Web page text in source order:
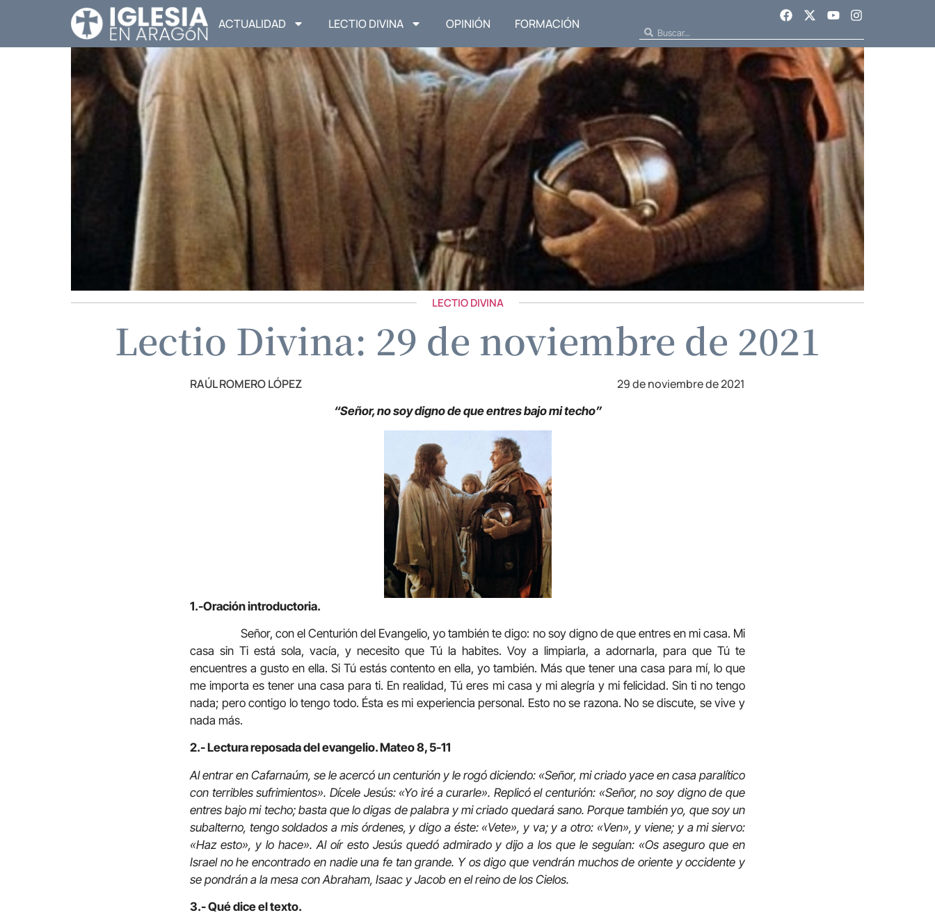
ACTUALIDAD LECTIO DIVINA OPINIÓN FORMACIÓN
LECTIO DIVINA
Lectio Divina: 29 de noviembre de 2021
RAÚL ROMERO LÓPEZ 29 de noviembre de 2021
“Señor, no soy digno de que entres bajo mi techo”
1.-Oración introductoria.
Señor, con el Centurión del Evangelio, yo también te digo: no soy digno de que entres en mi casa. Mi
casa sin Ti está sola, vacía, y necesito que Tú la habites. Voy a limpiarla, a adornarla, para que Tú te
encuentres a gusto en ella. Si Tú estás contento en ella, yo también. Más que tener una casa para mí, lo que
me importa es tener una casa para ti. En realidad, Tú eres mi casa y mi alegría y mi felicidad. Sin ti no tengo
nada; pero contigo lo tengo todo. Ésta es mi experiencia personal. Esto no se razona. No se discute, se vive y
nada más.
2.- Lectura reposada del evangelio. Mateo 8, 5-11
Al entrar en Cafarnaúm, se le acercó un centurión y le rogó diciendo: «Señor, mi criado yace en casa paralítico
con terribles sufrimientos». Dícele Jesús: «Yo iré a curarle». Replicó el centurión: «Señor, no soy digno de que
entres bajo mi techo; basta que lo digas de palabra y mi criado quedará sano. Porque también yo, que soy un
subalterno, tengo soldados a mis órdenes, y digo a éste: «Vete», y va; y a otro: «Ven», y viene; y a mi siervo:
«Haz esto», y lo hace». Al oír esto Jesús quedó admirado y dijo a los que le seguían: «Os aseguro que en
Israel no he encontrado en nadie una fe tan grande. Y os digo que vendrán muchos de oriente y occidente y
se pondrán a la mesa con Abraham, Isaac y Jacob en el reino de los Cielos.
3.- Qué dice el texto.